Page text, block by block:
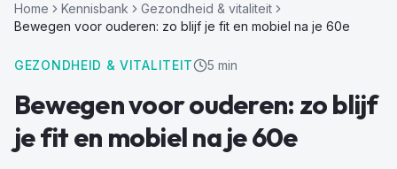
Home Kennisbank
Gezondheid & vitaliteit
Bewegen voor ouderen: zo blijf je fit en mobiel na je 60e
GEZONDHEID & VITALITEIT 5 min
Bewegen voor ouderen: zo blijf
je fit en mobiel na je 60e